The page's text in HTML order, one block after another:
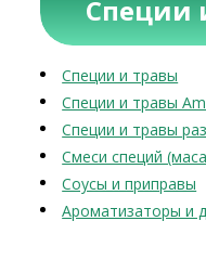
Специи
Специи и травы
Специи и травы
Специи и травы
Смеси специй
Соусы и приправы
Ароматизаторы и